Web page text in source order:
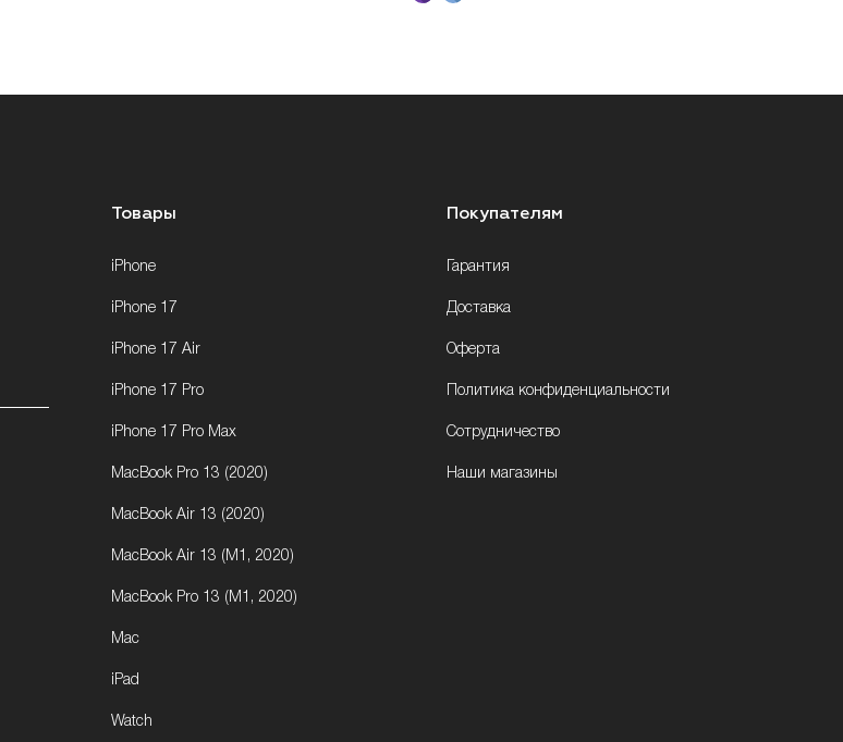
Товары
iPhone
iPhone 17
iPhone 17 Air
iPhone 17 Pro
iPhone 17 Pro Max
MacBook Pro 13 (2020)
MacBook Air 13 (2020)
MacBook Air 13 (M1, 2020)
MacBook Pro 13 (M1, 2020)
Mac
iPad
Watch
Покупателям
Гарантия
Доставка
Оферта
Политика конфиденциальности
Сотрудничество
Наши магазины